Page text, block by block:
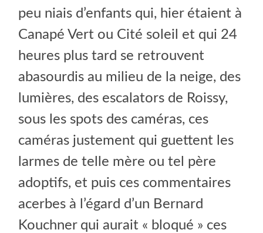
peu niais d’enfants qui, hier étaient à
Canapé Vert ou Cité soleil et qui 24
heures plus tard se retrouvent
abasourdis au milieu de la neige, des
lumières, des escalators de Roissy,
sous les spots des caméras, ces
caméras justement qui guettent les
larmes de telle mère ou tel père
adoptifs, et puis ces commentaires
acerbes à l’égard d’un Bernard
Kouchner qui aurait « bloqué » ces